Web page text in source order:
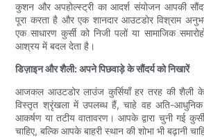
कुशन और अपहोल्स्ट्री का आदर्श संयोजन आपकी
पूरा करता है और एक शानदार आउटडोर विश्राम
एक साधारण कुर्सी को निजी पलों या सामाजिक
आश्रय में बदल देता है।
डिज़ाइन और शैली: अपने पिछवाड़े के सौंदर्य को निखारें
आजकल आउटडोर लाउंज कुर्सियाँ हर तरह की शैली
विस्तृत श्रृंखला में उपलब्ध हैं, चाहे वह अति-आधुनिक
आकर्षण या तटीय वातावरण। आपके द्वारा चुनी गई
चाहिए, बल्कि आपके बाहरी स्थान की शोभा भी बढ़ानी